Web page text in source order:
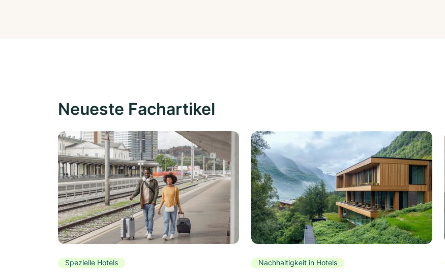
Neueste Fachartikel
Spezielle Hotels Nachhaltigkeit in Hotels